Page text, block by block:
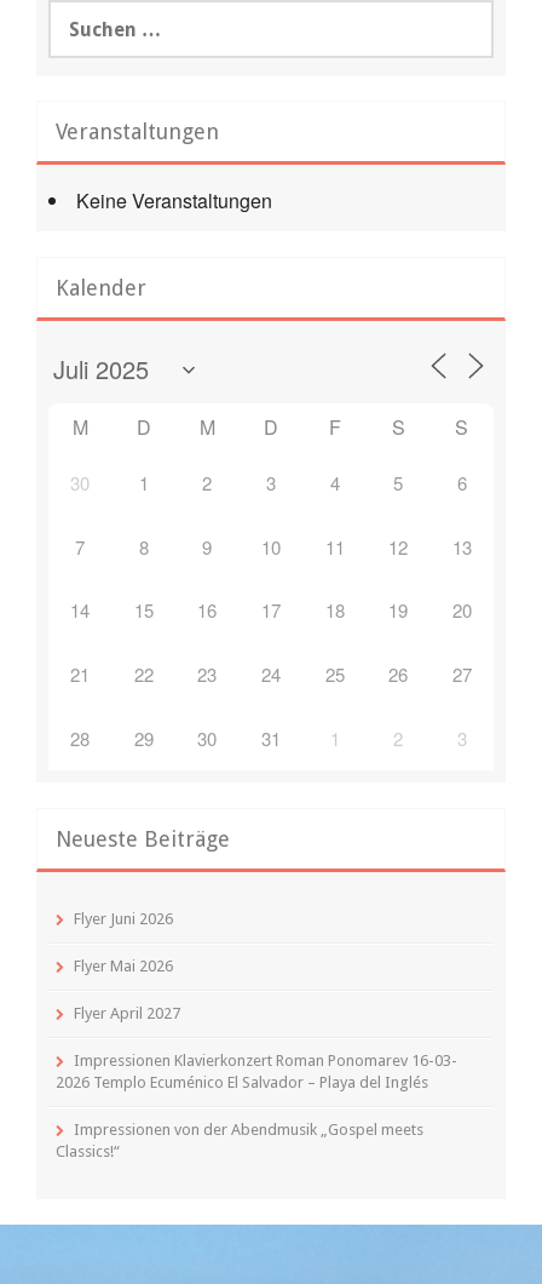
nach:
Veranstaltungen
Keine Veranstaltungen
Kalender
M D M D F S S
30 1 2 3 4 5 6
7 8 9 10 11 12 13
14 15 16 17 18 19 20
21 22 23 24 25 26 27
28 29 30 31 1 2 3
Neueste Beiträge
Flyer Juni 2026
Flyer Mai 2026
Flyer April 2027
Impressionen Klavierkonzert Roman Ponomarev 16-03-
2026 Templo Ecuménico El Salvador – Playa del Inglés
Impressionen von der Abendmusik „Gospel meets
Classics!“